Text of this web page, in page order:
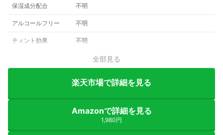
保湿成分配合 不明
アルコールフリー 不明
ティント効果 不明
全部見る
楽天市場で詳細を見る
Amazonで詳細を見る
1,980円